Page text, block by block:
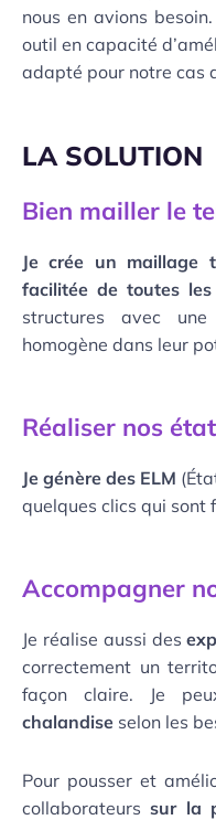
nous en avions besoin.
outil en capacité
adapté pour notre cas
LA SOLUTION
Bien mailler le
Je crée un maillage
facilitée de toutes les
structures avec une
homogène dans leur
Réaliser nos
Je génère des ELM
quelques clics qui sont
Accompagner
Je réalise aussi des
correctement un
façon claire. Je
chalandise selon les
Pour pousser et
collaborateurssur la